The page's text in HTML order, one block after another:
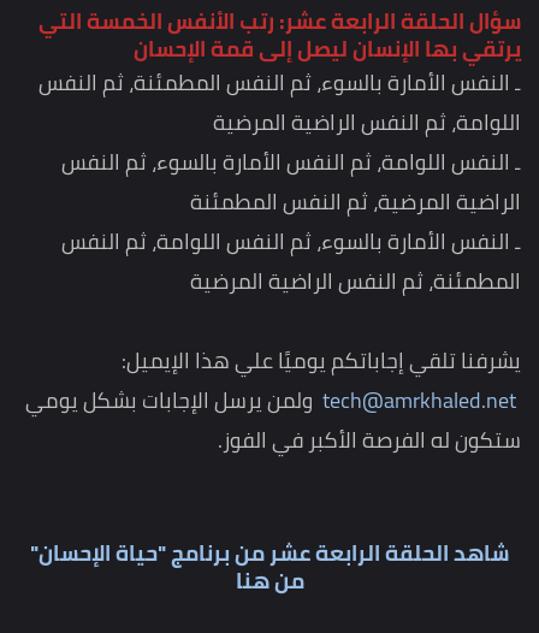
سؤال الحلقة الرابعة عشر: رتب الأنفس الخمسة التي
يرتقي بها الإنسان ليصل إلى قمة الإحسان
ـ النفس الأمارة بالسوء، ثم النفس المطمئنة، ثم النفس
اللوامة، ثم النفس الراضية المرضية
ـ النفس اللوامة، ثم النفس الأمارة بالسوء، ثم النفس
الراضية المرضية، ثم النفس المطمئنة
ـ النفس الأمارة بالسوء، ثم النفس اللوامة، ثم النفس
المطمئنة، ثم النفس الراضية المرضية
يشرفنا تلقي إجاباتكم يوميًا علي هذا الإيميل:
tech@amrkhaled.net ولمن يرسل الإجابات بشكل يومي
ستكون له الفرصة الأكبر في الفوز.
شاهد الحلقة الرابعة عشر من برنامج "حياة الإحسان"
من هنا